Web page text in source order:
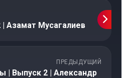
Азамат Мусагалиев
ПРЕДЫДУЩИЙ
| Выпуск 2 | Александр